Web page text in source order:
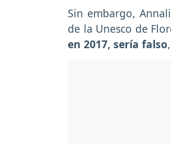
Sin embargo,
de la Unesco de
en 2017, sería falso